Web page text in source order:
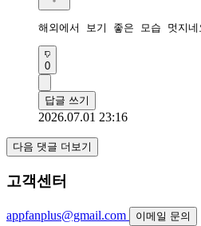
해외에서 보기 좋은 모습 멋지
0
답글 쓰기
2026.07.01 23:16
다음 댓글 더보기
고객센터
appfanplus@gmail.com 이메일 문의